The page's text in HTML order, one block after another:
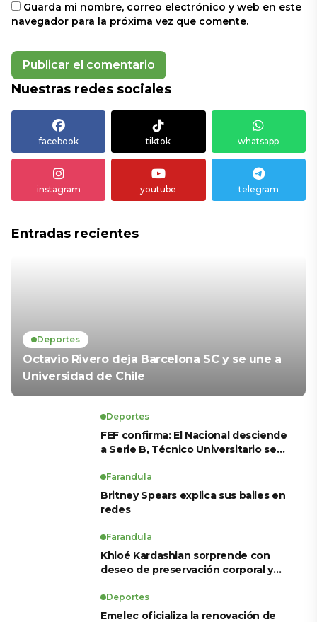
Guarda mi nombre, correo electrónico y web en este
navegador para la próxima vez que comente.
Nuestras redes sociales
facebook tiktok whatsapp
instagram youtube telegram
Entradas recientes
Deportes
Octavio Rivero deja Barcelona SC y se une a
Universidad de Chile
Deportes
FEF confirma: El Nacional desciende
a Serie B, Técnico Universitario se
para LigaPro 2026
Farandula
Britney Spears explica sus bailes en
redes
Farandula
Khloé Kardashian sorprende con
deseo de preservación corporal y
Deportes
Emelec oficializa la renovación de